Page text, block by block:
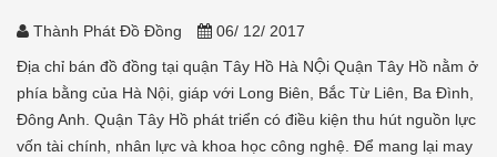
Thành Phát Đồ Đồng
06/ 12/ 2017
Địa chỉ bán đồ đồng tại quận Tây Hồ Hà NỘi Quận Tây Hồ nằm ở
phía bằng của Hà Nội, giáp với Long Biên, Bắc Từ Liên, Ba Đình,
Đông Anh. Quận Tây Hồ phát triển có điều kiện thu hút nguồn lực
vốn tài chính, nhân lực và khoa học công nghệ. Để mang lại may